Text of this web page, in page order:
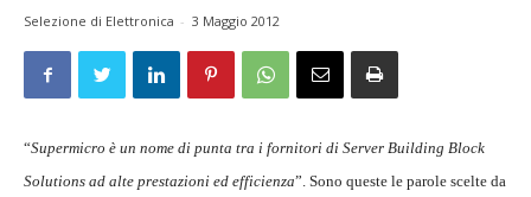
Selezione di Elettronica - 3 Maggio 2012
“Supermicro è un nome di punta tra i fornitori di Server Building Block
Solutions ad alte prestazioni ed efficienza”. Sono queste le parole scelte da